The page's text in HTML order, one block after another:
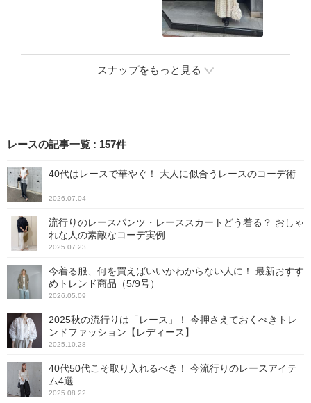
スナップをもっと見る
レースの記事一覧 : 157件
40代はレースで華やぐ！ 大人に似合うレースのコーデ術
2026.07.04
流行りのレースパンツ・レーススカートどう着る？ おしゃ
れな人の素敵なコーデ実例
2025.07.23
今着る服、何を買えばいいかわからない人に！ 最新おすす
めトレンド商品（5/9号）
2026.05.09
2025秋の流行りは「レース」！ 今押さえておくべきトレ
ンドファッション【レディース】
2025.10.28
40代50代こそ取り入れるべき！ 今流行りのレースアイテ
ム4選
2025.08.22